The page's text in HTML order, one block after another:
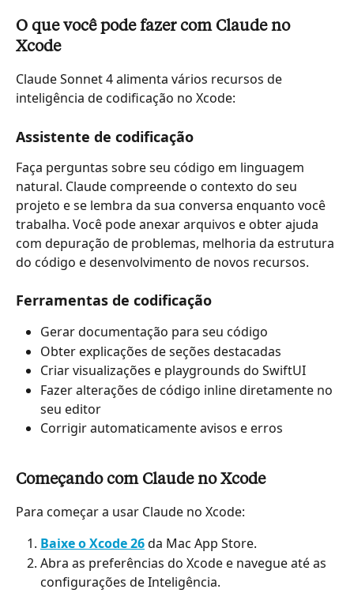
O que você pode fazer com Claude no
Xcode
Claude Sonnet 4 alimenta vários recursos de
inteligência de codificação no Xcode:
Assistente de codificação
Faça perguntas sobre seu código em linguagem
natural. Claude compreende o contexto do seu
projeto e se lembra da sua conversa enquanto você
trabalha. Você pode anexar arquivos e obter ajuda
com depuração de problemas, melhoria da estrutura
do código e desenvolvimento de novos recursos.
Ferramentas de codificação
Gerar documentação para seu código
Obter explicações de seções destacadas
Criar visualizações e playgrounds do SwiftUI
Fazer alterações de código inline diretamente no
seu editor
Corrigir automaticamente avisos e erros
Começando com Claude no Xcode
Para começar a usar Claude no Xcode:
Baixe o Xcode 26 da Mac App Store.
Abra as preferências do Xcode e navegue até as
configurações de Inteligência.